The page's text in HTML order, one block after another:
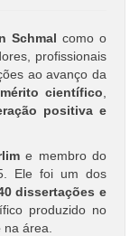
Schmal como o
profissionais
ao avanço da
científico
positiva e
e membro do
Ele foi um dos
dissertações e
produzido no
na área.